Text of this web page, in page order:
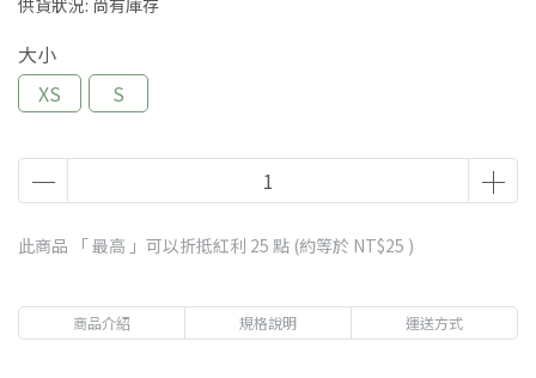
供貨狀況: 尚有庫存
大小
XS
S
此商品 「 最高 」可以折抵紅利 25 點 (約等於 NT$25 )
商品介紹 規格說明 運送方式